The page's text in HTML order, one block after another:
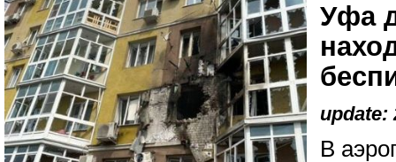
Уфа
update:
В